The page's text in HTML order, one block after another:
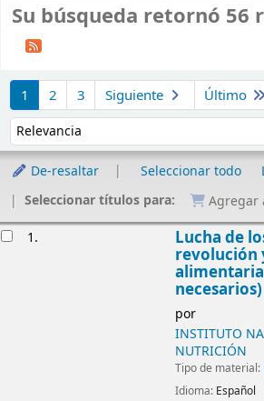
Su búsqueda retornó 56
1 2 3 Siguiente Último
Ordenar por:
De-resaltar Seleccionar todo
Seleccionar títulos para:
Agregar
1. Lucha de
revolución
necesarios)
por
INSTITUTO
NUTRICIÓN
Tipo de material:
Idioma: Español